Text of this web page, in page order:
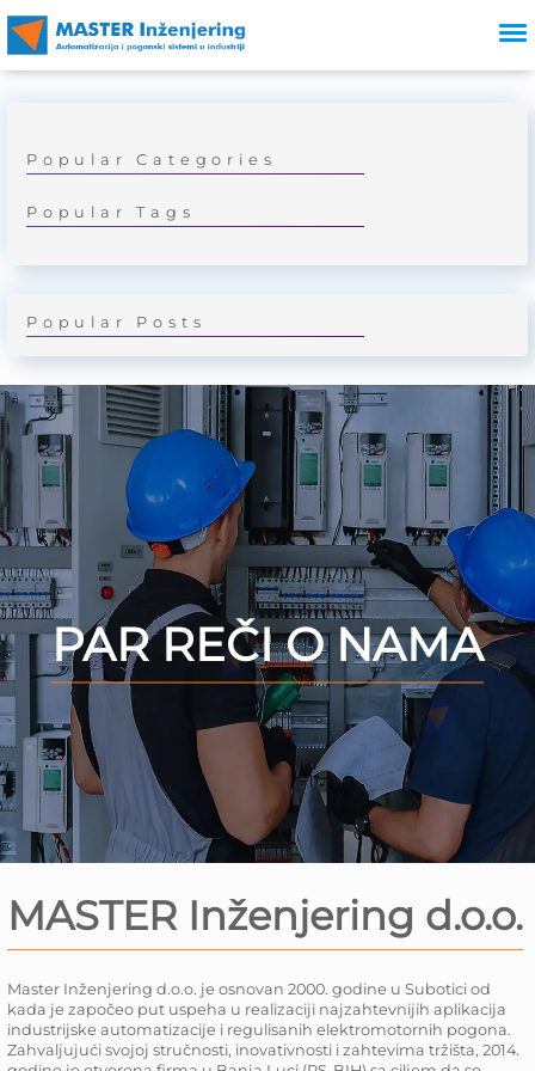
Energetika
Popular Categories
Popular Tags
Popular Posts
PAR REČI O NAMA
MASTER Inženjering d.o.o.
Master Inženjering d.o.o. je osnovan 2000. godine u Subotici od
kada je započeo put uspeha u realizaciji najzahtevnijih aplikacija
industrijske automatizacije i regulisanih elektromotornih pogona.
Zahvaljujući svojoj stručnosti, inovativnosti i zahtevima tržišta, 2014.